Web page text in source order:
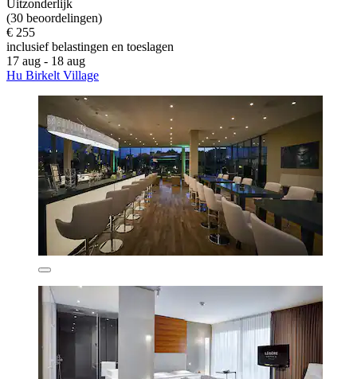
Uitzonderlijk
(30 beoordelingen)
€ 255
inclusief belastingen en toeslagen
17 aug - 18 aug
Hu Birkelt Village